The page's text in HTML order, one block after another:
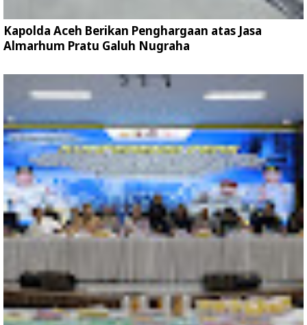
Kapolda Aceh Berikan Penghargaan atas Jasa
Almarhum Pratu Galuh Nugraha